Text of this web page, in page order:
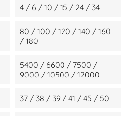
4 / 6 / 10 / 15 / 24 / 34
80 / 100 / 120 / 140 / 160
/ 180
5400 / 6600 / 7500 /
9000 / 10500 / 12000
37 / 38 / 39 / 41 / 45 / 50